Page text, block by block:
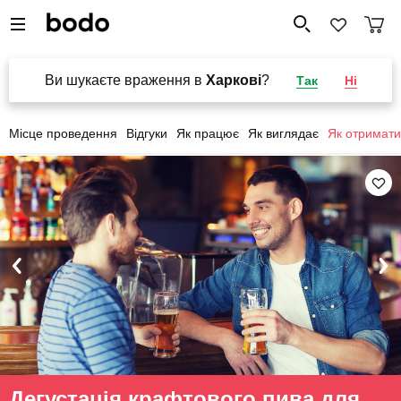
Ви шукаєте враження в Харкові? Так Ні
Місце проведення Відгуки Як працює Як виглядає Як отримати